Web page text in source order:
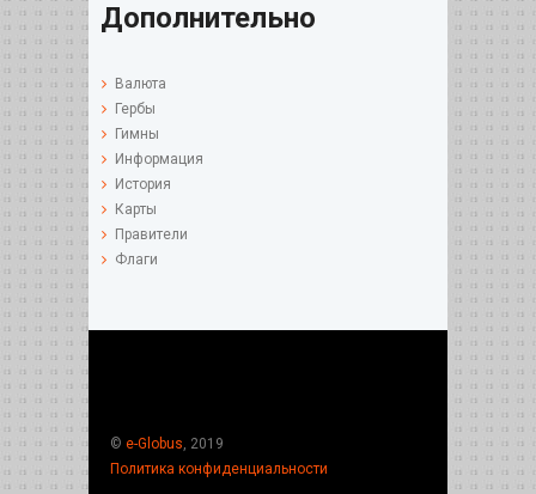
Дополнительно
Валюта
Гербы
Гимны
Информация
История
Карты
Правители
Флаги
© e-Globus , 2019
Политика конфиденциальности